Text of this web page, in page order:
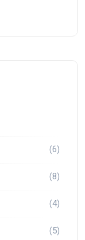
(6)
(8)
(4)
(5)